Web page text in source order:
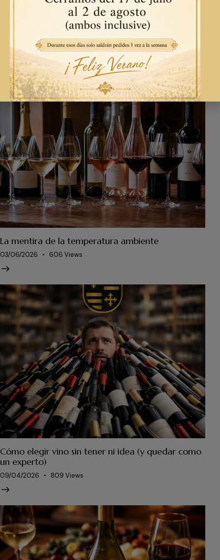
El sueño de Clara: La fotografía olvidada
18/06/2026 688 Views
La mentira de la temperatura ambiente
03/06/2026 606 Views
Cómo elegir vino sin tener ni idea (y quedar como
un experto)
09/04/2026 809 Views